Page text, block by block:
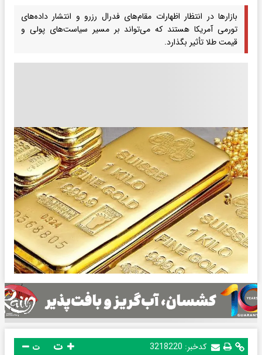
بازارها در انتظار اظهارات مقام‌های فدرال رزرو و انتشار داده‌های
تورمی آمریکا هستند که می‌تواند بر مسیر سیاست‌های پولی و
قیمت طلا تأثیر بگذارد.
کدخبر: 3218220 ت